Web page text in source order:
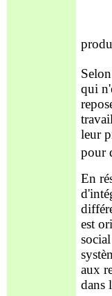
qui
leur
pour
En
est
aux
dans